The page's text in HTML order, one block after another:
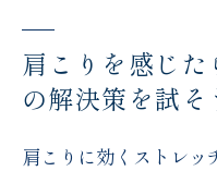
肩こりを感じ
の解決策を試そ
肩こりに効くストレッ